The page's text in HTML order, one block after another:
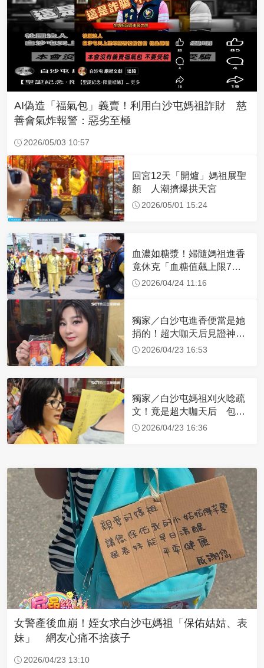
AI偽造「福氣包」義賣！利用白沙屯媽祖詐財 慈
善會氣炸報警：惡劣至極
2026/05/03 10:57
回宮12天「開爐」媽祖展聖
顏 人潮擠爆拱天宮
2026/05/01 15:24
血濃如糖漿！婦隨媽祖進香
竟休克「血糖值飆上限7
倍」 醫曝原因
2026/04/24 11:16
獨家／白沙屯進香便當是她
捐的！超大咖天后見證神
蹟 一靠近媽祖就爆哭
2026/04/23 16:53
獨家／白沙屯媽祖刈火唸疏
文！竟是超大咖天后 包尿
布忍尿5小時不喊累
2026/04/23 16:36
女警產後血崩！姪女求白沙屯媽祖「保佑姑姑、表
妹」 網友心痛不捨孩子
2026/04/23 13:10